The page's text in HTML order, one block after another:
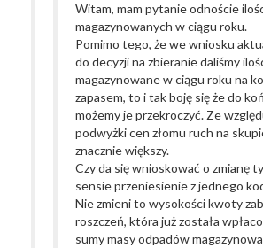
Witam, mam pytanie odnoście
magazynowanych w ciągu roku.
Pomimo tego, że we wniosku
do decyzji na zbieranie daliśmy
magazynowane w ciągu roku na
zapasem, to i tak boję się że do
możemy je przekroczyć. Ze
podwyżki cen złomu ruch na
znacznie większy.
Czy da się wnioskować o zmianę
sensie przeniesienie z jednego
Nie zmieni to wysokości kwoty
roszczeń, która już została
sumy masy odpadów